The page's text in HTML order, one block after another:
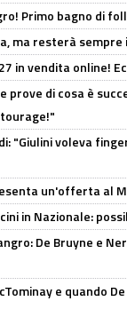
Primo bagno di
ma resterà
in vendita online!
prove di cosa è
"Giulini voleva
un'offerta al
in Nazionale:
De Bruyne e
e quando